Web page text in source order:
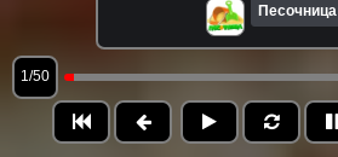
Песочница
1/50